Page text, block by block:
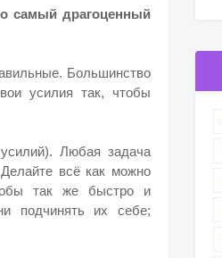
самый драгоценный
Большинство
усилия так, чтобы
Любая задача
всё как можно
так же быстро и
подчинять их себе;